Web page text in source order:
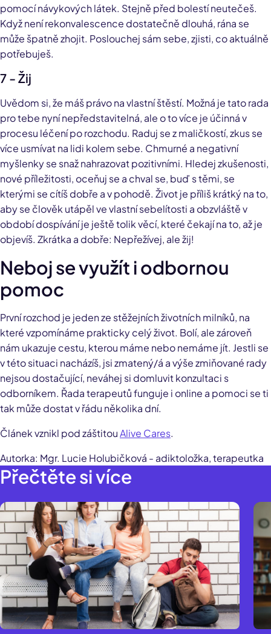
pomocí návykových látek. Stejně před bolestí neutečeš.
Když není rekonvalescence dostatečně dlouhá, rána se
může špatně zhojit. Poslouchej sám sebe, zjisti, co aktuálně
potřebuješ.
7 - Žij
Uvědom si, že máš právo na vlastní štěstí. Možná je tato rada
pro tebe nyní nepředstavitelná, ale o to více je účinná v
procesu léčení po rozchodu. Raduj se z maličkostí, zkus se
více usmívat na lidi kolem sebe. Chmurné a negativní
myšlenky se snaž nahrazovat pozitivními. Hledej zkušenosti,
nové příležitosti, oceňuj se a chval se, buď s těmi, se
kterými se cítíš dobře a v pohodě. Život je příliš krátký na to,
aby se člověk utápěl ve vlastní sebelítosti a obzvláště v
období dospívání je ještě tolik věcí, které čekají na to, až je
objevíš. Zkrátka a dobře: Nepřežívej, ale žij!
Neboj se využít i odbornou
pomoc
První rozchod je jeden ze stěžejních životních milníků, na
které vzpomínáme prakticky celý život. Bolí, ale zároveň
nám ukazuje cestu, kterou máme nebo nemáme jít. Jestli se
v této situaci nacházíš, jsi zmatený/á a výše zmiňované rady
nejsou dostačující, neváhej si domluvit konzultaci s
odborníkem. Řada terapeutů funguje i online a pomoci se ti
tak může dostat v řádu několika dní.
Článek vznikl pod záštitouAlive Cares.
Autorka: Mgr. Lucie Holubičková - adiktoložka, terapeutka
Přečtěte si více